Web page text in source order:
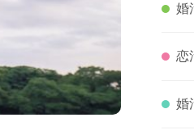
婚
恋
婚